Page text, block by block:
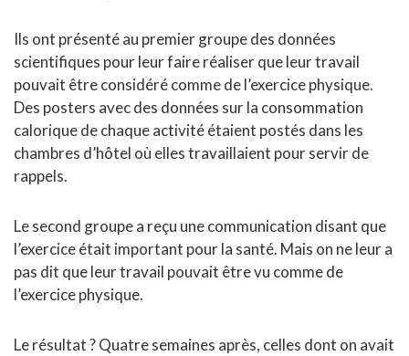
Ils ont présenté au premier groupe des données
scientifiques pour leur faire réaliser que leur travail
pouvait être considéré comme de l’exercice physique.
Des posters avec des données sur la consommation
calorique de chaque activité étaient postés dans les
chambres d’hôtel où elles travaillaient pour servir de
rappels.
Le second groupe a reçu une communication disant que
l’exercice était important pour la santé. Mais on ne leur a
pas dit que leur travail pouvait être vu comme de
l’exercice physique.
Le résultat ? Quatre semaines après, celles dont on avait